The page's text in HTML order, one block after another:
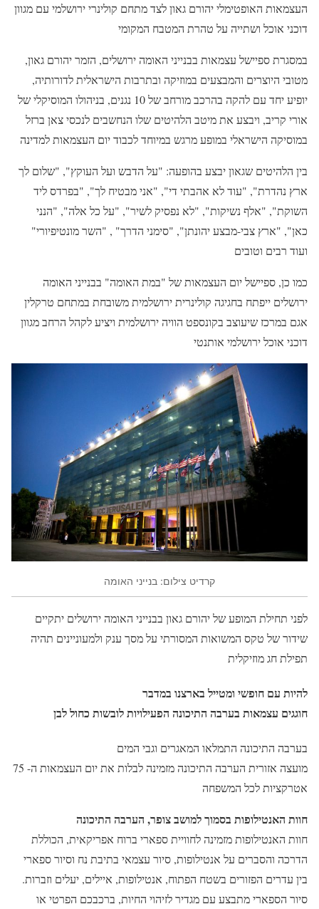
העצמאות האופטימלי יהורם גאון לצד מתחם קולינרי ירושלמי עם מגוון
דוכני אוכל ושתייה על טהרת המטבח המקומי
במסגרת ספיישל עצמאות בבנייני האומה ירושלים, הזמר יהורם גאון,
מטובי היוצרים והמבצעים במוזיקה ובתרבות הישראלית לדורותיה,
יופיע יחד עם להקה בהרכב מורחב של 10 נגנים, בניהולו המוסיקלי של
אורי קריב, ויבצע את מיטב הלהיטים שלו הנחשבים לנכסי צאן ברזל
במוסיקה הישראלי במופע מרגש במיוחד לכבוד יום העצמאות למדינה
בין הלהיטים שגאון יבצע בהופעה: "על הדבש ועל העוקץ", "שלום לך
ארץ נהדרת", "עוד לא אהבתי די", "אני מבטיח לך", "בפרדס ליד
השוקת", "אלף נשיקות", "לא נפסיק לשיר", "על כל אלה", "הנני
כאן", "ארץ צבי-מבצע יהונתן", "סימני הדרך" , "השר מונטיפיורי"
ועוד רבים וטובים
כמו כן, ספיישל יום העצמאות של "במת האומה" בבנייני האומה
ירושלים ייפתח בחגיגה קולינרית ירושלמית משובחת במתחם טרקלין
אגם במרכז שיעוצב בקונספט הוויה ירושלמית ויציע לקהל הרחב מגוון
דוכני אוכל ירושלמי אותנטי
קרדיט צילום: בנייני האומה
לפני תחילת המופע של יהורם גאון בבנייני האומה ירושלים יתקיים
שידור של טקס המשואות המסורתי על מסך ענק ולמעוניינים תהיה
תפילת חג מוזיקלית
להיות עם חופשי ומטייל בארצנו במדבר
חוגגים עצמאות בערבה התיכונה הפעילויות לובשות כחול לבן
בערבה התיכונה התמלאו המאגרים וגבי המים
מועצה אזורית הערבה התיכונה מזמינה לבלות את יום העצמאות ה- 75
אטרקציות לכל המשפחה
חוות האנטילופות בסמוך למושב צופר, הערבה התיכונה
חוות האנטילופות מזמינה לחוויית ספארי ברוח אפריקאית, הכוללת
הדרכה והסברים על אנטילופות, סיור עצמאי בתיבת נח וסיור ספארי
בין עדרים הפזורים בשטח הפתוח, אנטילופות, איילים, יעלים וזברות.
סיור הספארי מתבצע עם מגדיר לזיהוי החיות, ברכבכם הפרטי או